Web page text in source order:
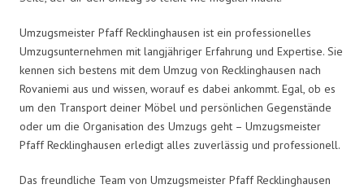
Umzugsmeister Pfaff Recklinghausen ist ein professionelles
Umzugsunternehmen mit langjähriger Erfahrung und Expertise. Sie
kennen sich bestens mit dem Umzug von Recklinghausen nach
Rovaniemi aus und wissen, worauf es dabei ankommt. Egal, ob es
um den Transport deiner Möbel und persönlichen Gegenstände
oder um die Organisation des Umzugs geht – Umzugsmeister
Pfaff Recklinghausen erledigt alles zuverlässig und professionell.
Das freundliche Team von Umzugsmeister Pfaff Recklinghausen